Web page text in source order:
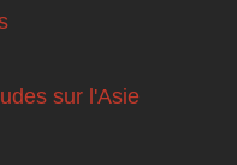
sur l'Asie